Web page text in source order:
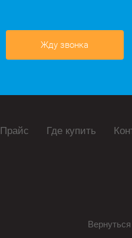
Жду звонка
Прайс Где купить